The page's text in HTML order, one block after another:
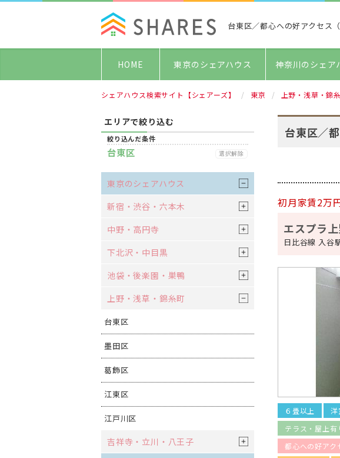
台東区／都心への好アクセス
HOME 東京のシェアハウス 神奈川のシェア
シェアハウス検索サイト【シェアーズ】 東京 上野・浅草・錦
エリアで絞り込む
絞り込んだ条件
台東区 選択解除
東京のシェアハウス
新宿・渋谷・六本木
中野・高円寺
下北沢・中目黒
池袋・後楽園・巣鴨
上野・浅草・錦糸町
台東区
墨田区
葛飾区
江東区
江戸川区
吉祥寺・立川・八王子
台東区／
初月家賃2万
エスプラ
日比谷線 入谷
６畳以上 洋
テラス・屋上有
都心への好アク